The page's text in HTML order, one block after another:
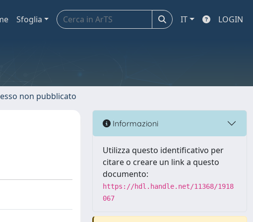
Sfoglia IT LOGIN
non pubblicato
Informazioni
Utilizza questo identificativo per
citare o creare un link a questo
documento:
https://hdl.handle.net/11368/1918
067